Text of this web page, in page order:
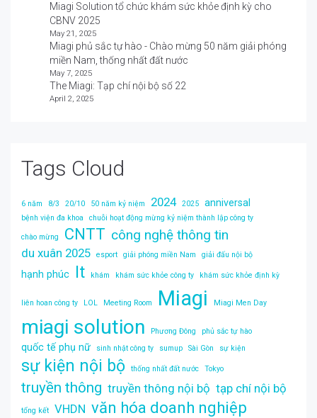
Miagi Solution tổ chức khám sức khỏe định kỳ cho
CBNV 2025
May 21, 2025
Miagi phủ sắc tự hào - Chào mừng 50 năm giải phóng
miền Nam, thống nhất đất nước
May 7, 2025
The Miagi: Tạp chí nội bộ số 22
April 2, 2025
Tags Cloud
6 năm 8/3 20/10 50 năm kỷ niệm 2024 2025 anniversal
bệnh viện đa khoa chuỗi hoạt động mừng kỷ niệm thành lập công ty
chào mừng CNTT công nghệ thông tin
du xuân 2025 esport giải phóng miền Nam giải đấu nội bộ
hạnh phúc It khám khám sức khỏe công ty khám sức khỏe định kỳ
liên hoan công ty LOL Meeting Room Miagi Miagi Men Day
miagi solution Phương Đông phủ sắc tự hào
quốc tế phụ nữ sinh nhật công ty sumup Sài Gòn sự kiện
sự kiện nội bộ thống nhất đất nước Tokyo
truyền thông truyền thông nội bộ tạp chí nội bộ
tổng kết VHDN văn hóa doanh nghiệp